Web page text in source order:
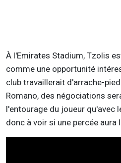
À l'Emirates Stadium, Tzolis
comme une opportunité
club travaillerait d'arrache-
Romano, des négociations
l'entourage du joueur qu'avec
donc à voir si une percée aura